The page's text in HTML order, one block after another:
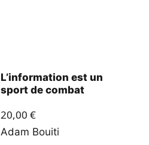
L’information est un
sport de combat
20,00 €
Adam Bouiti